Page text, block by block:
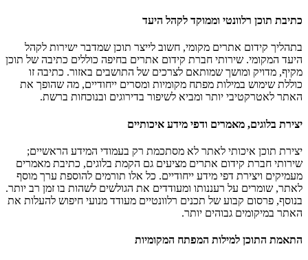
כתיבת תוכן רלוונטי וממוקד לקהל היעד
בתהליך קידום אתרים מקומי, חשוב לייצר תוכן שמדבר ישירות לקהל
היעד המקומי. שירותי חברת קידום אתרים בחיפה כוללים כתיבה של תוכן
מקיף, מדויק ומושך שמותאם לצרכים של התושבים באזור. כתיבה זו
כוללת שימוש במילות מפתח מקומיות ומסרים ייחודיים, מה שהופך את
האתר לאטרקטיבי יותר ומביא לשיפור בדירוגים ובנוכחות ברשת.
יצירת בלוגים, מאמרים ודפי מידע איכותיים
יצירת תוכן איכותי לאתר לא מסתכמת רק בעמודי המידע הראשיים;
שירותי חברת קידום אתרים מציעים גם הקמת בלוגים, כתיבת מאמרים
מעמיקים ויצירת דפי מידע ייחודיים. כל אלו תורמים להוספת ערך מוסף
לאתר, שומרים על רעננותו ומעודדים את הגולשים לשהות בו זמן רב יותר.
בנוסף, פרסום קבוע של תכנים רלוונטיים מעודד מנועי חיפוש להעלות את
האתר במיקומים גבוהים יותר.
התאמת התוכן למילות המפתח המקומיות